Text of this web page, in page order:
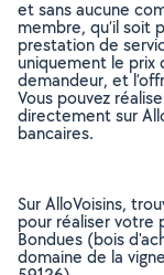
et sans aucune
membre, qu’il soit
prestation de
uniquement le prix
demandeur, et
Vous pouvez
directement sur
bancaires.
Sur AlloVoisins,
pour réaliser votre
Bondues (bois
domaine de la